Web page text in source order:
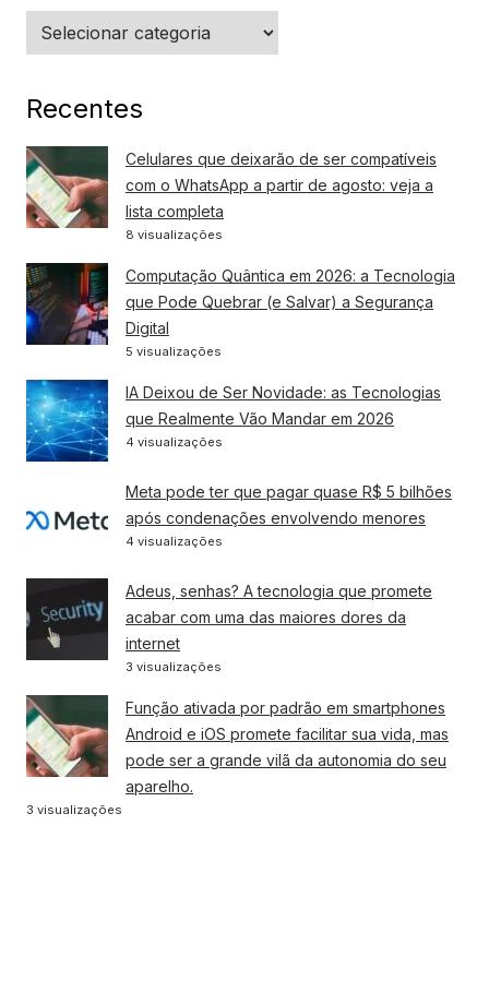
Categorias
Recentes
Celulares que deixarão de ser compatíveis
com o WhatsApp a partir de agosto: veja a
lista completa
8 visualizações
Computação Quântica em 2026: a Tecnologia
que Pode Quebrar (e Salvar) a Segurança
Digital
5 visualizações
IA Deixou de Ser Novidade: as Tecnologias
que Realmente Vão Mandar em 2026
4 visualizações
Meta pode ter que pagar quase R$ 5 bilhões
após condenações envolvendo menores
4 visualizações
Adeus, senhas? A tecnologia que promete
acabar com uma das maiores dores da
internet
3 visualizações
Função ativada por padrão em smartphones
Android e iOS promete facilitar sua vida, mas
pode ser a grande vilã da autonomia do seu
aparelho.
3 visualizações